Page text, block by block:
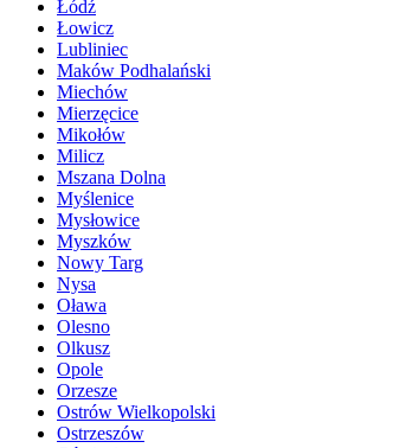
Łódź
Łowicz
Lubliniec
Maków Podhalański
Miechów
Mierzęcice
Mikołów
Milicz
Mszana Dolna
Myślenice
Mysłowice
Myszków
Nowy Targ
Nysa
Oława
Olesno
Olkusz
Opole
Orzesze
Ostrów Wielkopolski
Ostrzeszów